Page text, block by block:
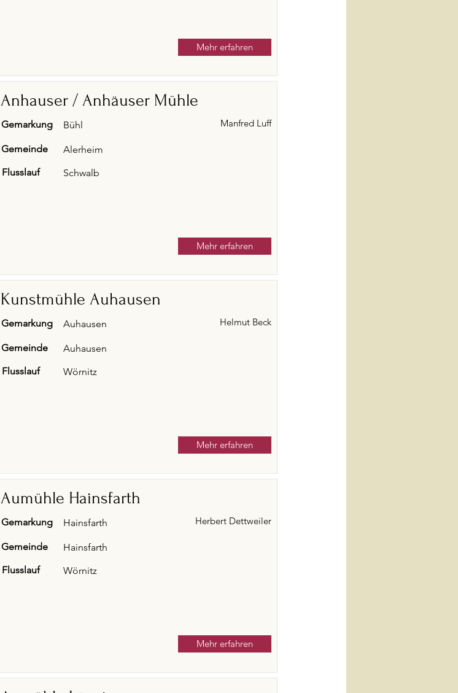
Mehr erfahren
Anhauser / Anhäuser Mühle
Manfred Luff
Gemarkung Bühl
Gemeinde
Alerheim
Flusslauf
Schwalb
Mehr erfahren
Kunstmühle Auhausen
Helmut Beck
Gemarkung Auhausen
Gemeinde
Auhausen
Flusslauf
Wörnitz
Mehr erfahren
Aumühle Hainsfarth
Herbert Dettweiler
Gemarkung Hainsfarth
Gemeinde
Hainsfarth
Flusslauf
Wörnitz
Mehr erfahren